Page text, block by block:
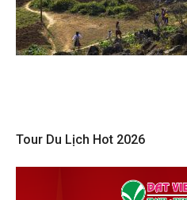
Tour Du Lịch Hot 2026